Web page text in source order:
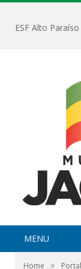
MENU
Home »